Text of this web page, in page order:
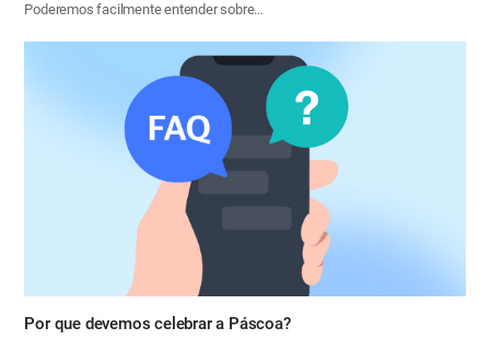
Poderemos facilmente entender sobre…
Por que devemos celebrar a Páscoa?